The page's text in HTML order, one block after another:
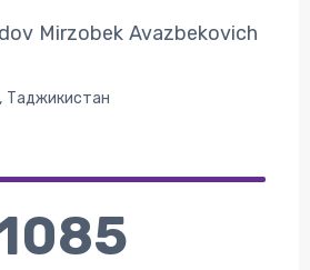
Mirzobek Avazbekovich
Таджикистан